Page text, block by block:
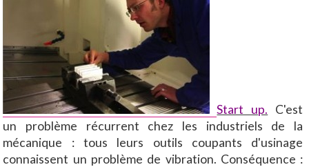
Start up.
C'est
un problème récurrent chez les industriels de la
mécanique : tous leurs outils coupants d'usinage
connaissent un problème de vibration. Conséquence :